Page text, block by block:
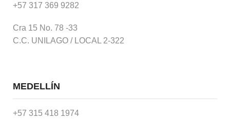
+57 317 369 9282
Cra 15 No. 78 -33
C.C. UNILAGO / LOCAL 2-322
MEDELLÍN
+57 315 418 1974